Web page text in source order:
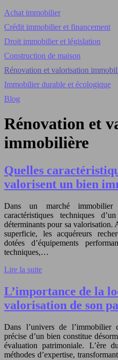
Achat immobilier
Crédit immobilier et financement
Droit immobilier et législation
Construction de maison
Rénovation et valorisation
Immobilier durable et écologique
Blog
Rénovation et
immobilière
Quelles
valorisent un bien
Dans un marché
caractéristiques techniques
déterminants pour sa valorisation.
superficie, les acquéreurs
dotées d’équipements
techniques,…
Lire la suite
L’importance de la
valorisation de son
Dans l’univers de l’immobilier
précise d’un bien constitue
évaluation patrimoniale. L’ère
méthodes d’expertise,